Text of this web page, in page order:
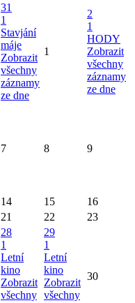
31
1
Stavjání
máje
Zobrazit
všechny
záznamy
ze dne
1
2
1
HODY
Zobrazit
všechny
záznamy
ze dne
7 8 9
14 15
16
21 22 23
28
1
Letní
kino
Zobrazit
všechny
29
1
Letní
kino
Zobrazit
všechny
30